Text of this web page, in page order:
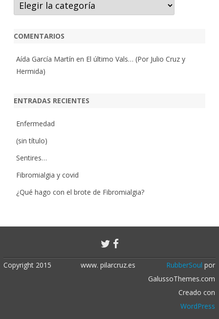
COMENTARIOS
Aída García Martín en El último Vals… (Por Julio Cruz y
Hermida)
ENTRADAS RECIENTES
Enfermedad
(sin título)
Sentires…
Fibromialgia y covid
¿Qué hago con el brote de Fibromialgia?
Copyright 2015 www. pilarcruz.es RubberSoul por
GalussoThemes.com
Creado con
WordPress